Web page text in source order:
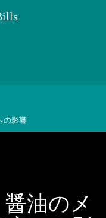
の影響
油のメ